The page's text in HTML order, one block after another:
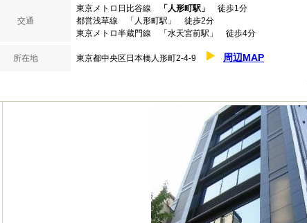
交通
東京メトロ日比谷線 「人形町駅」
徒歩1分
都営浅草線 「人形町駅」 徒歩2分
東京メトロ半蔵門線 「水天宮前駅」 徒歩4分
所在地 東京都中央区日本橋人形町2-4-9 周辺MAP